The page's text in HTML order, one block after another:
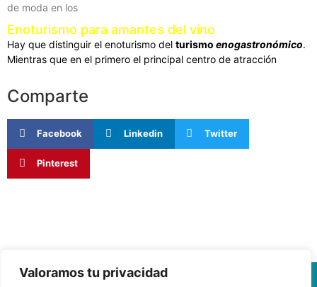
Valoramos tu privacidad
de moda en los
Enoturismo para amantes del vino
Hay que distinguir el enoturismo del turismo enogastronómico.
Mientras que en el primero el principal centro de atracción
Comparte
Facebook Linkedin Twitter
Pinterest